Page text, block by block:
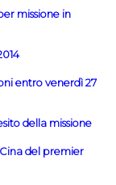
missione in
entro venerdì 27
della missione
del premier